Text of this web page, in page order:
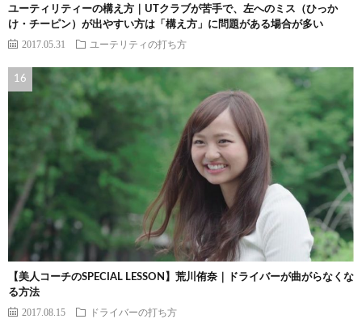
ユーティリティーの構え方｜UTクラブが苦手で、左へのミス（ひっか
け・チーピン）が出やすい方は「構え方」に問題がある場合が多い
2017.05.31 ユーテリティの打ち方
【美人コーチのSPECIAL LESSON】荒川侑奈｜ドライバーが曲がらなくな
る方法
2017.08.15 ドライバーの打ち方